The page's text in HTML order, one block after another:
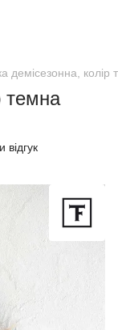
демісезонна,
темна
відгук